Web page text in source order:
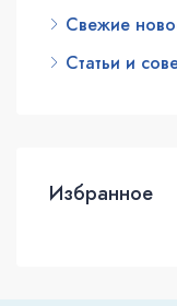
Свежие
Статьи и
Избранное